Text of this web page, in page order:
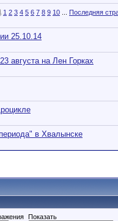
1 2 3 4 5 6 7 8 9 10
Последняя
25.10.14
августа на Лен Горках
в Хвалынске
Показать